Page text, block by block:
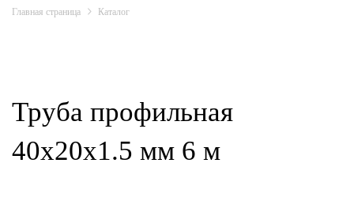
Главная страница Каталог
Труба профильная
40х20х1.5 мм 6 м